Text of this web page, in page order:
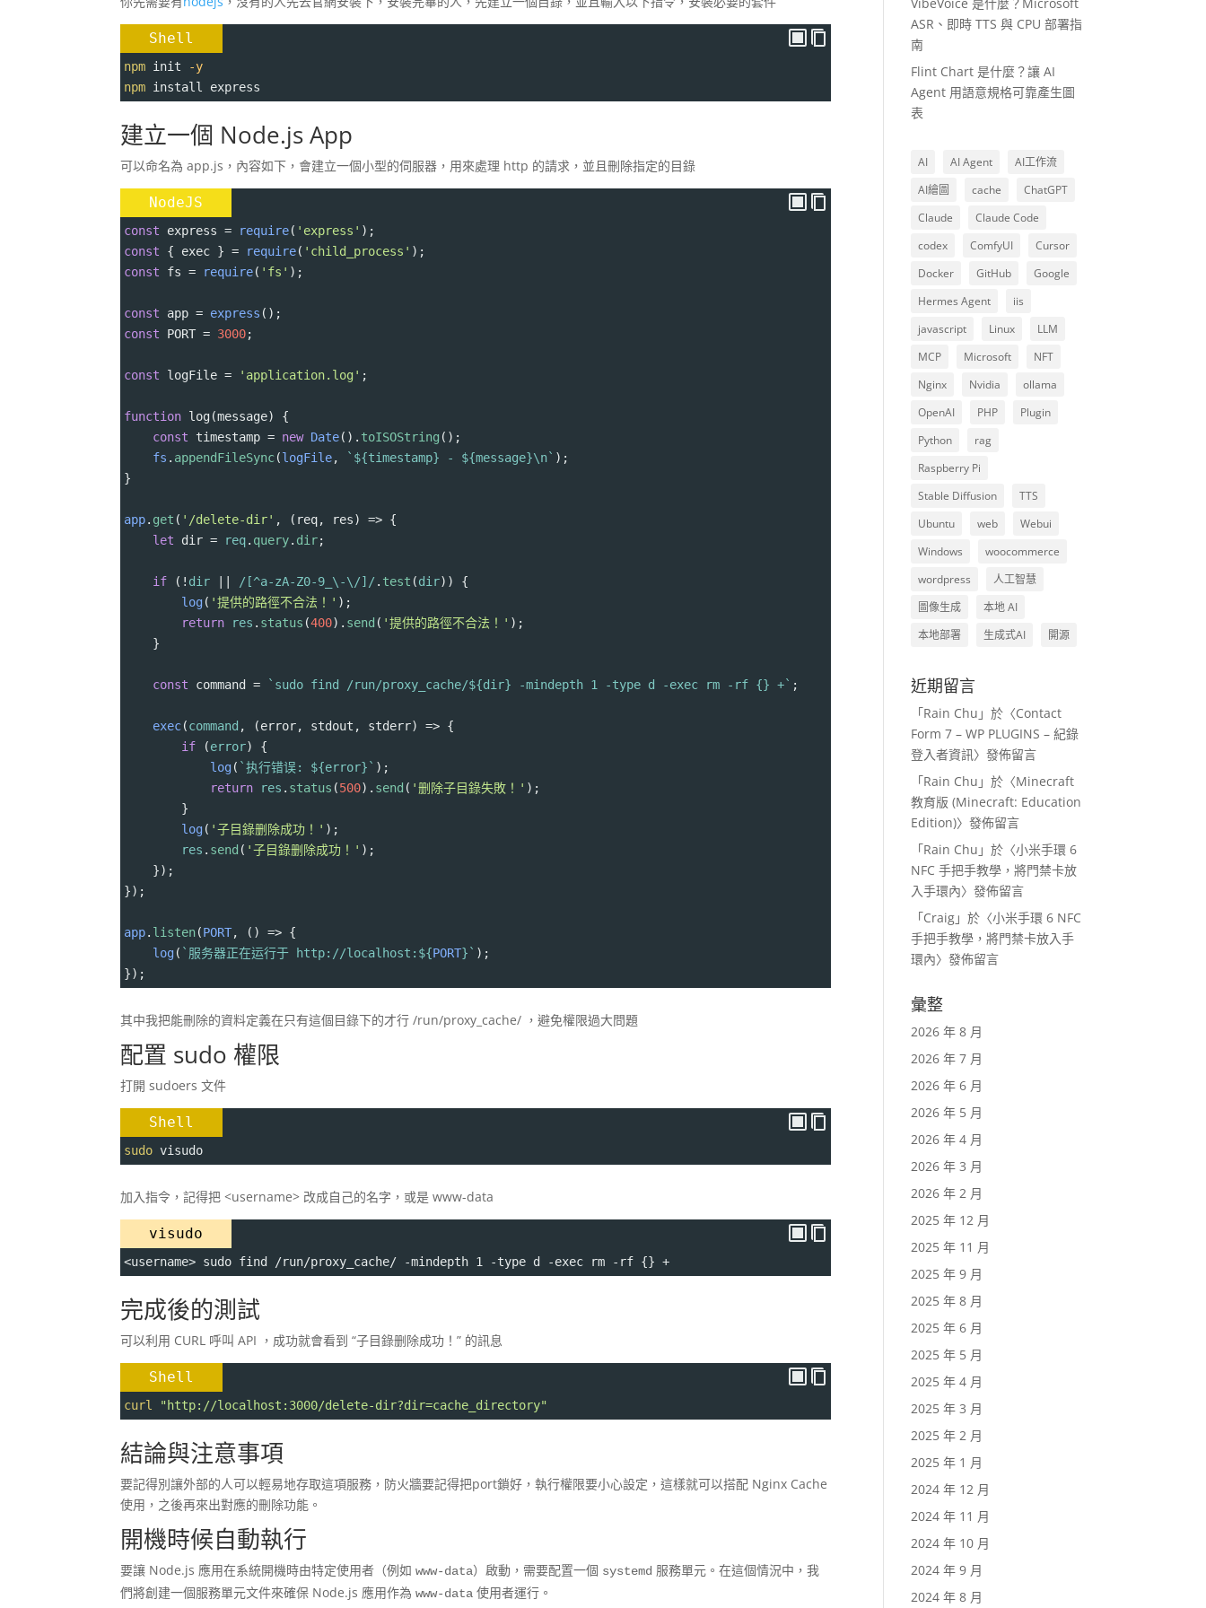
Shell
npm init -y
npm install express
建立一個 Node.js App
可以命名為 app.js，內容如下，會建立一個小型的伺服器，用來處理 http 的請求，並且刪除指定的目錄
NodeJS
const express = require( 'express' );
const { exec } = require( 'child_process' );
const
fs = require( 'fs' );
const app = express ();
const
PORT = 3000;
const logFile = 'application.log' ;
function log(message) {
const
timestamp = new Date(). toISOString ();
fs . appendFileSync(logFile, `${timestamp} - ${message}\n` );
}
app. get ( '/delete-dir' , ( req, res) => {
let
dir = req. query. dir;
if ( ! dir /[^a-zA-Z0-9_\-\/]/ . test (dir)) {
log( '提供的路徑不合法！' );
return
res . status (400). send ( '提供的路徑不合法！' );
    }
const command = `sudo find /run/proxy_cache/${dir} -mindepth 1 -type d -exec rm -rf {} +` ;
exec(command , (error, stdout , stderr) => {
if (error) {
log( `执行错误: ${error}` );
return
res . status (500). send ( '删除子目錄失敗！' );
        }
log( '子目錄删除成功！' );
res . send ( '子目錄删除成功！' );
    });
});
app. listen(PORT, () => {
log( `服务器正在运行于 http://localhost:${PORT}` );
});
其中我把能刪除的資料定義在只有這個目錄下的才行 /run/proxy_cache/ ，避免權限過大問題
配置 sudo 權限
打開 sudoers 文件
Shell
sudo visudo
加入指令，記得把 <username> 改成自己的名字，或是 www-data
visudo
<username> sudo find /run/proxy_cache/ -mindepth 1 -type d -exec rm -rf {} +
完成後的測試
可以利用 CURL 呼叫 API ，成功就會看到 “子目錄删除成功！” 的訊息
Shell
curl "http://localhost:3000/delete-dir?dir=cache_directory"
結論與注意事項
要記得別讓外部的人可以輕易地存取這項服務，防火牆要記得把port鎖好，執行權限要小心設定，這樣就可以搭配 Nginx Cache
使用，之後再來出對應的刪除功能。
開機時候自動執行
要讓 Node.js 應用在系統開機時由特定使用者（例如www-data）啟動，需要配置一個 systemd 服務單元。在這個情況中，我
們將創建一個服務單元文件來確保 Node.js 應用作為www-data 使用者運行。
ASR、即時 TTS 與 CPU 部署指
南
Flint Chart 是什麼？讓 AI
Agent 用語意規格可靠產生圖
表
AI AI Agent
AI工作流
AI繪圖
cache
ChatGPT
Claude
Claude Code
codex
ComfyUI
Cursor
Docker
GitHub
Google
Hermes Agent
iis
javascript
Linux
LLM
MCP
Microsoft
NFT
Nginx
Nvidia
ollama
OpenAI
PHP
Plugin
Python
rag
Raspberry Pi
Stable Diffusion
TTS
Ubuntu
web
Webui
Windows
woocommerce
wordpress
人工智慧
圖像生成
本地 AI
本地部署
生成式AI 開源
近期留言
「Rain Chu 」於〈Contact
Form 7 – WP PLUGINS – 紀錄
登入者資訊〉發佈留言
「Rain Chu 」於〈Minecraft
教育版 (Minecraft: Education
Edition)〉發佈留言
「Rain Chu 」於〈小米手環 6
NFC 手把手教學，將門禁卡放
入手環內〉發佈留言
「Craig 」於〈小米手環 6 NFC
手把手教學，將門禁卡放入手
環內〉發佈留言
彙整
2026 年 8 月
2026 年 7 月
2026 年 6 月
2026 年 5 月
2026 年 4 月
2026 年 3 月
2026 年 2 月
2025 年 12 月
2025 年 11 月
2025 年 9 月
2025 年 8 月
2025 年 6 月
2025 年 5 月
2025 年 4 月
2025 年 3 月
2025 年 2 月
2025 年 1 月
2024 年 12 月
2024 年 11 月
2024 年 10 月
2024 年 9 月
2024 年 8 月